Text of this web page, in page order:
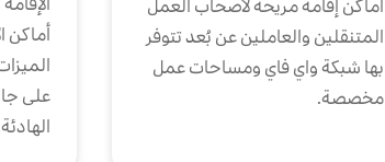
أماكن إقامة مريحة لأصحاب العمل
المتنقلين والعاملين عن بُعد تتوفر
بها شبكة واي فاي ومساحات عمل
مخصصة.
أماكن
على